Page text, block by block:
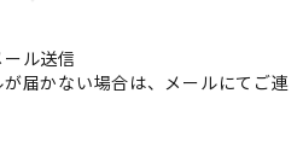
ル送信
届かない場合は、メールにてご連